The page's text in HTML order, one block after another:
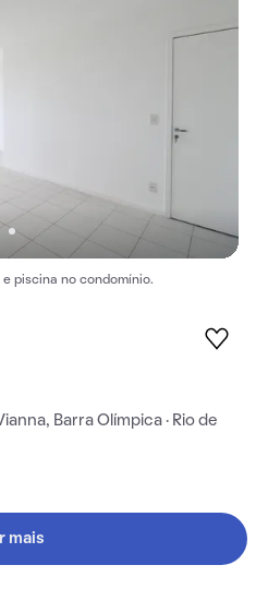
piscina no condomínio.
Barra Olímpica · Rio de
mais